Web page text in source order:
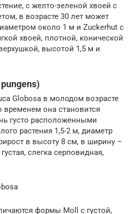
с желто-зеленой хвоей с
в возрасте 30 лет может
около 1 м и Zuckerhut с
хвоей, плотной, конической
высотой 1,5 м и
Globosa в молодом возрасте
временем она становится
густо расположенными
растения 1,5-2 м, диаметр
в высоту 8 см, в ширину –
слегка серповидная,
формы Moll с густой,